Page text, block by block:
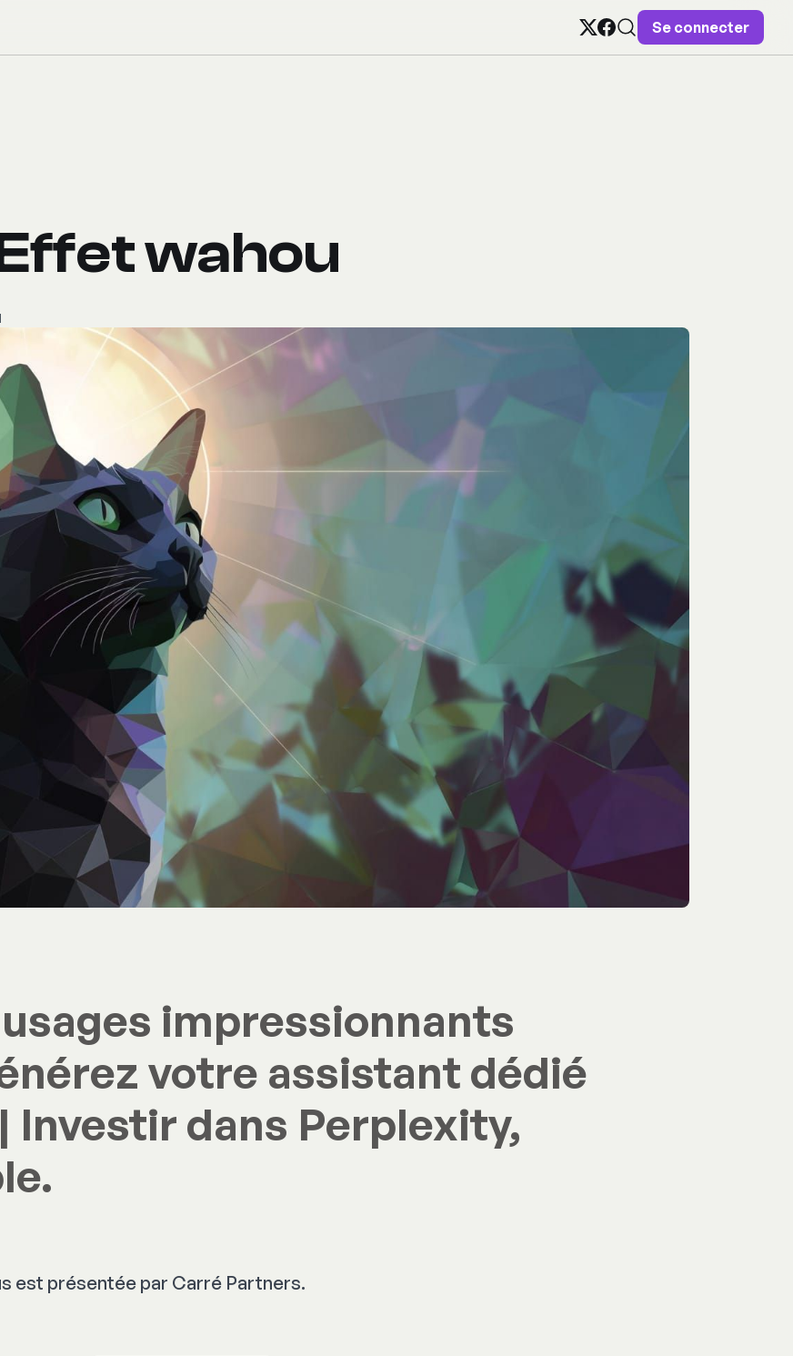
Se connecter
wahou
impressionnants
votre assistant dédié
Investir dans Perplexity,
est présentée par Carré Partners.